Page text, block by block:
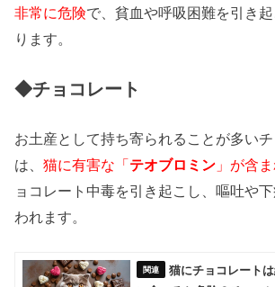
非常に危険で、貧血や呼吸困難を引き
ります。
◆チョコレート
お土産として持ち寄られることが多い
は、猫に有害な「テオブロミン 」が含
ョコレート中毒を引き起こし、嘔吐や
われます。
猫にチョコレート